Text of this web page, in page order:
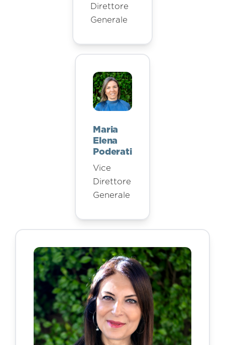
Direttore
Generale
Maria
Elena
Poderati
Vice
Direttore
Generale